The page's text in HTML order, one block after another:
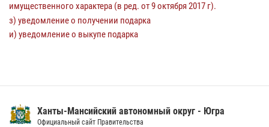
имущественного характера (в ред. от 9 октября 2017 г).
з) уведомление о получении подарка
и) уведомление о выкупе подарка
Ханты-Мансийский автономный округ - Югра
Официальный сайт Правительства